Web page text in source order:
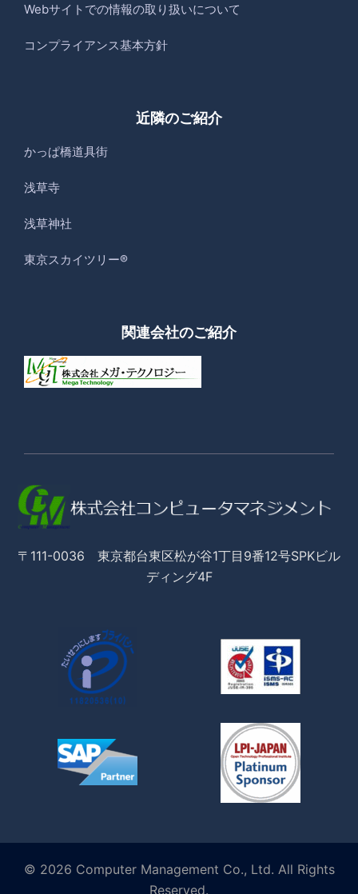
Webサイトでの情報の取り扱いについて
コンプライアンス基本方針
近隣のご紹介
かっぱ橋道具街
浅草寺
浅草神社
東京スカイツリー®
関連会社のご紹介
〒111-0036 東京都台東区松が谷1丁目9番12号SPKビル
ディング4F
© 2026 Computer Management Co., Ltd. All Rights
Reserved.